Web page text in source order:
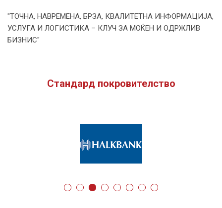
"ТОЧНА, НАВРЕМЕНА, БРЗА, КВАЛИТЕТНА ИНФОРМАЦИЈА,
УСЛУГА И ЛОГИСТИКА – КЛУЧ ЗА МОЌЕН И ОДРЖЛИВ
БИЗНИС"
Стандард покровителство